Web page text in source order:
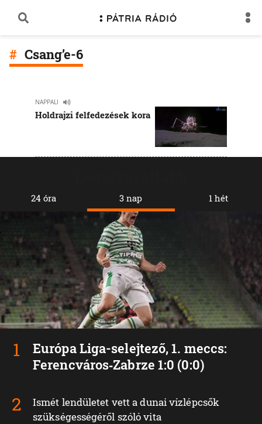
Csang’e-6
NAPPALI
Holdrajzi felfedezések kora
24 óra 3 nap
Európa Liga-selejtező, 1. meccs:
Ferencváros‑Zabrze 1:0 (0:0)
Ismét lendületet vett a dunai vízlépcsők
szükségességéről szóló vita
1 hét